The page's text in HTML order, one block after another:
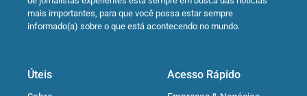
mais importantes, para que você possa estar sempre
informado(a) sobre o que está acontecendo no mundo.
Úteis Acesso Rápido